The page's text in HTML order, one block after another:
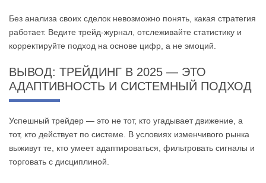
Без анализа своих сделок невозможно понять, какая стратегия
работает. Ведите трейд-журнал, отслеживайте статистику и
корректируйте подход на основе цифр, а не эмоций.
ВЫВОД: ТРЕЙДИНГ В 2025 — ЭТО
АДАПТИВНОСТЬ И СИСТЕМНЫЙ ПОДХОД
Успешный трейдер — это не тот, кто угадывает движение, а
тот, кто действует по системе. В условиях изменчивого рынка
выживут те, кто умеет адаптироваться, фильтровать сигналы и
торговать с дисциплиной.